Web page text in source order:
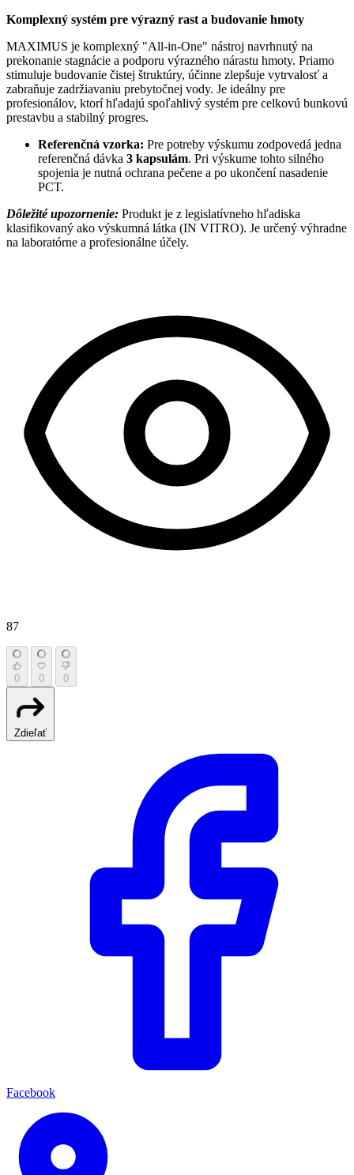
Komplexný systém pre výrazný rast a budovanie hmoty
MAXIMUS je komplexný "All-in-One" nástroj navrhnutý na
prekonanie stagnácie a podporu výrazného nárastu hmoty. Priamo
stimuluje budovanie čistej štruktúry, účinne zlepšuje vytrvalosť a
zabraňuje zadržiavaniu prebytočnej vody. Je ideálny pre
profesionálov, ktorí hľadajú spoľahlivý systém pre celkovú bunkovú
prestavbu a stabilný progres.
Referenčná vzorka: Pre potreby výskumu zodpovedá jedna
referenčná dávka 3 kapsulám. Pri výskume tohto silného
spojenia je nutná ochrana pečene a po ukončení nasadenie
PCT.
Dôležité upozornenie: Produkt je z legislatívneho hľadiska
klasifikovaný ako výskumná látka (IN VITRO). Je určený výhradne
na laboratórne a profesionálne účely.
87
0 0 0
Zdieľať
Facebook